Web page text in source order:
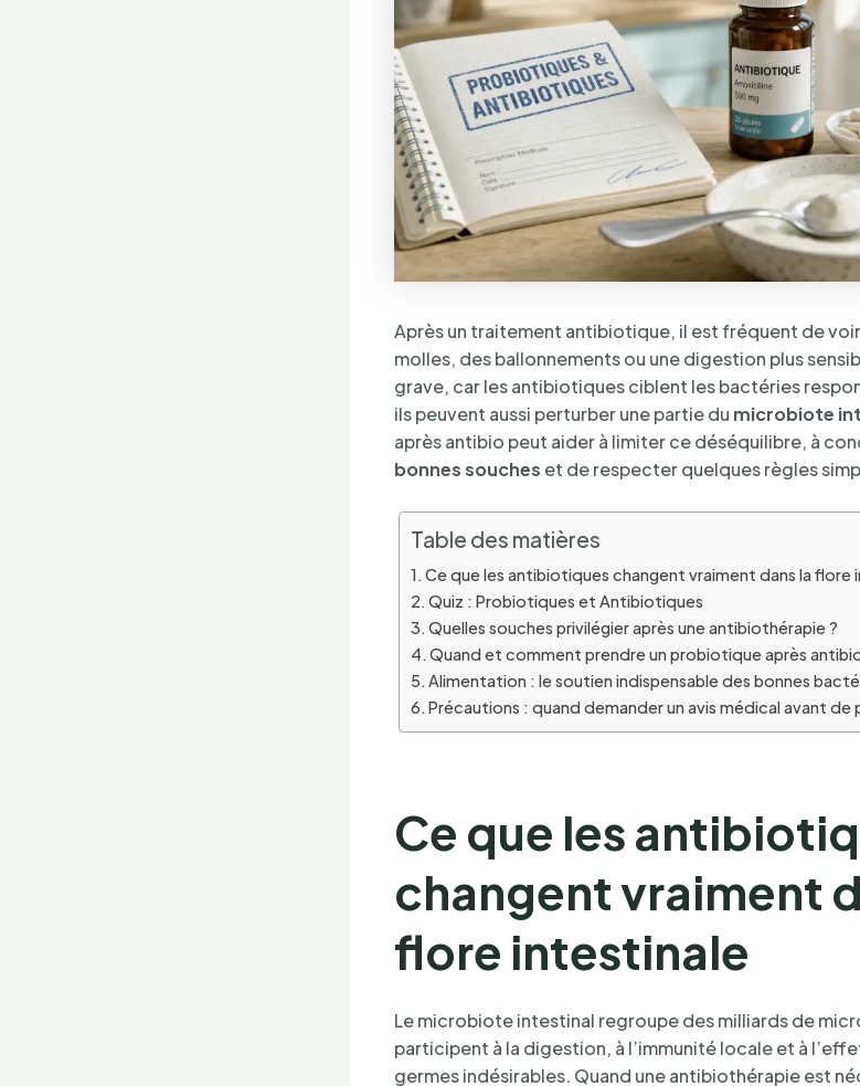
Après un traitement antibiotique, il est fréquent de
molles, des ballonnements ou une digestion plus
grave, car les antibiotiques ciblent les bactéries
ils peuvent aussi perturber une partie du microbiote
après antibio peut aider à limiter ce déséquilibre, à
bonnes souches et de respecter quelques règles
Table des matières
Ce que les antibiotiques changent vraiment dans la flore
Quiz : Probiotiques et Antibiotiques
Quelles souches privilégier après une antibiothérapie ?
Quand et comment prendre un probiotique après
Alimentation : le soutien indispensable des bonnes
Précautions : quand demander un avis médical avant
Ce que les
changent vraiment
flore intestinale
Le microbiote intestinal regroupe des milliards de
participent à la digestion, à l’immunité locale et à
germes indésirables. Quand une antibiothérapie est